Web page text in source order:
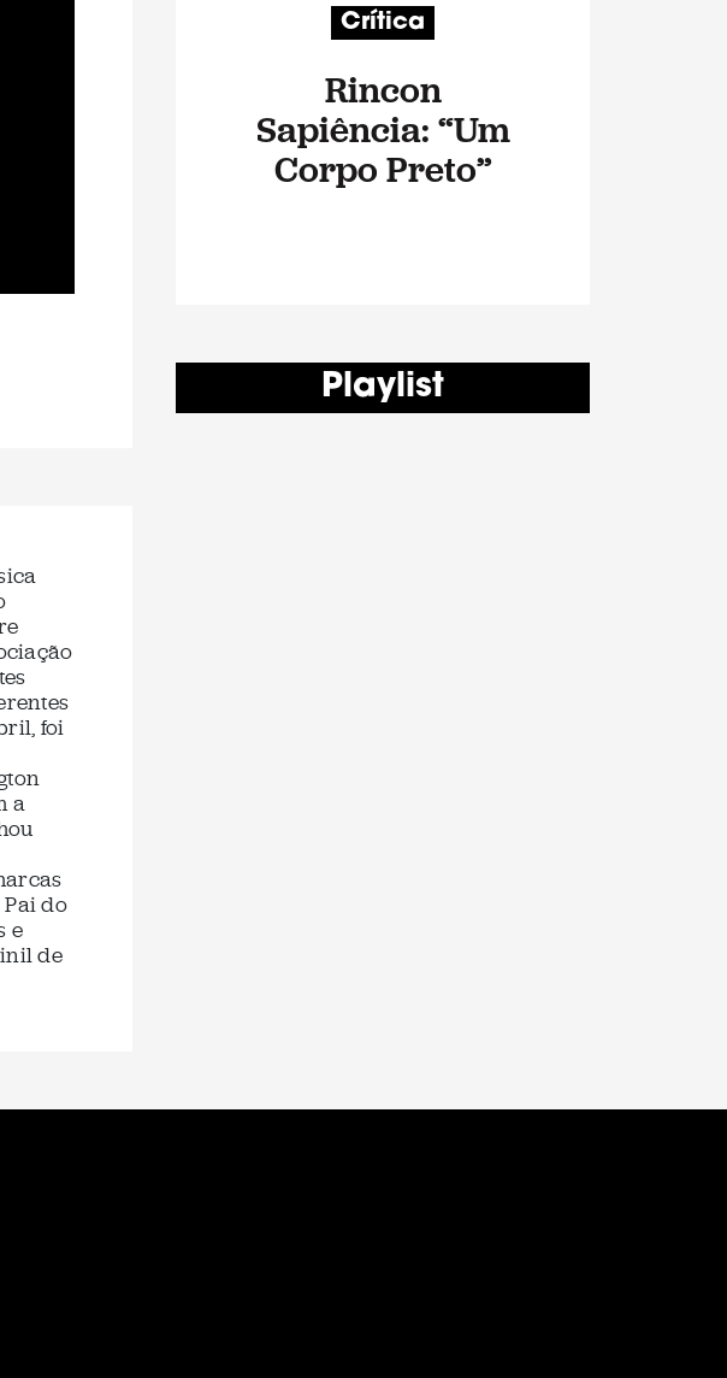
foi
a
do
e
de
Crítica
Rincon
Sapiência: “Um
Corpo Preto”
Playlist